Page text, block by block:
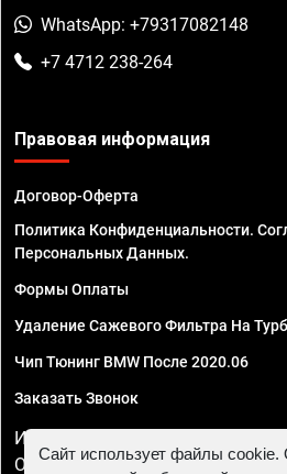
WhatsApp: +79317082148
+7 4712 238-264
Правовая информация
Договор-Оферта
Политика Конфиденциальности.
Персональных Данных.
Формы Оплаты
Удаление Сажевого Фильтра На
Чип Тюнинг BMW После 2020.06
Заказать Звонок
ИП Смирнов Георгий Павлович.
ОГРНИП 324470400032610
Сайт использует файлы